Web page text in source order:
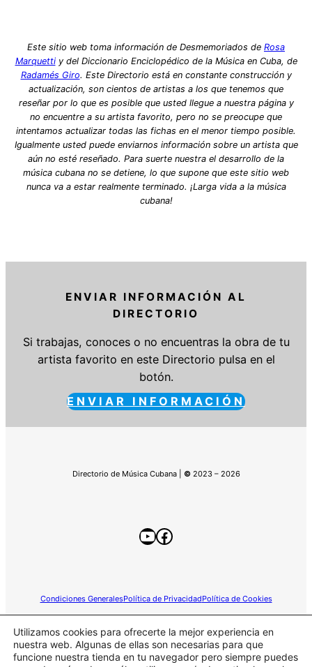
Este sitio web toma información de Desmemoriados de Rosa
Marquettiy del Diccionario Enciclopédico de la Música en Cuba, de
Radamés Giro. Este Directorio está en constante construcción y
actualización, son cientos de artistas a los que tenemos que
reseñar por lo que es posible que usted llegue a nuestra página y
no encuentre a su artista favorito, pero no se preocupe que
intentamos actualizar todas las fichas en el menor tiempo posible.
Igualmente usted puede enviarnos información sobre un artista que
aún no esté reseñado. Para suerte nuestra el desarrollo de la
música cubana no se detiene, lo que supone que este sitio web
nunca va a estar realmente terminado. ¡Larga vida a la música
cubana!
ENVIAR INFORMACIÓN AL
DIRECTORIO
Si trabajas, conoces o no encuentras la obra de tu
artista favorito en este Directorio pulsa en el
botón.
ENVIAR INFORMACIÓN
Directorio de Música Cubana | © 2023 – 2026
YouTube
Facebook
Condiciones GeneralesPolítica de PrivacidadPolítica de Cookies
Este sitio web participa en el programa de Afiliados de
Utilizamos cookies para ofrecerte la mejor experiencia en
nuestra web. Algunas de ellas son necesarias para que
funcione nuestra tienda en tu navegador pero siempre puedes